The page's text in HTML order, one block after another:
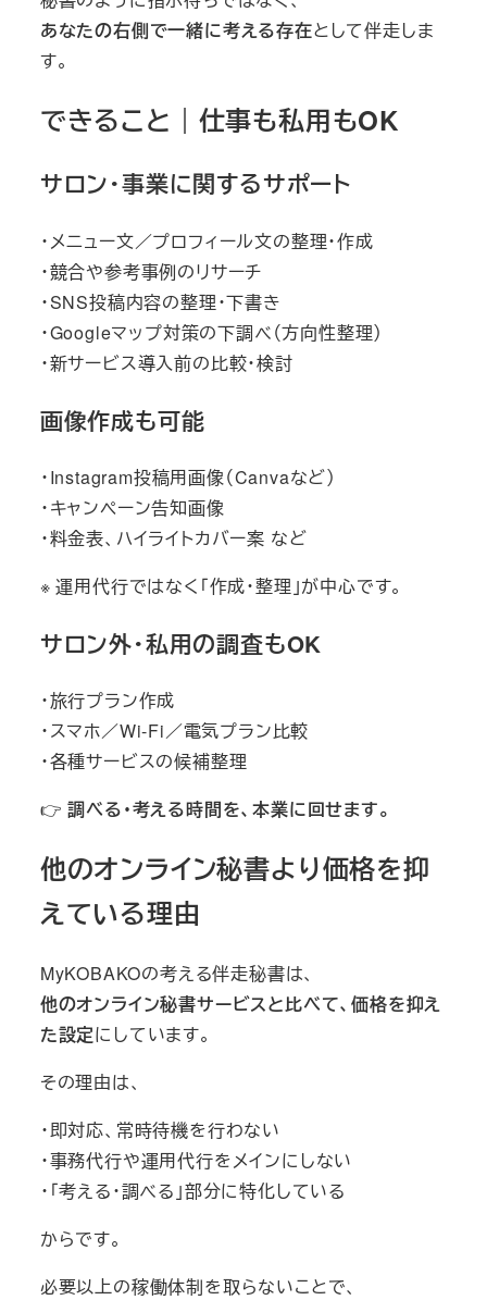
あなたの右側で一緒に考える存在として伴走しま
す。
できること｜仕事も私用もOK
サロン・事業に関するサポート
・メニュー文／プロフィール文の整理・作成
・競合や参考事例のリサーチ
・SNS投稿内容の整理・下書き
・Googleマップ対策の下調べ（方向性整理）
・新サービス導入前の比較・検討
画像作成も可能
・Instagram投稿用画像（Canvaなど）
・キャンペーン告知画像
・料金表、ハイライトカバー案 など
※ 運用代行ではなく「作成・整理」が中心です。
サロン外・私用の調査もOK
・旅行プラン作成
・スマホ／Wi-Fi／電気プラン比較
・各種サービスの候補整理
👉調べる・考える時間を、本業に回せます。
他のオンライン秘書より価格を抑
えている理由
MyKOBAKOの考える伴走秘書は、
他のオンライン秘書サービスと比べて、価格を抑え
た設定にしています。
その理由は、
・即対応、常時待機を行わない
・事務代行や運用代行をメインにしない
・「考える・調べる」部分に特化している
からです。
必要以上の稼働体制を取らないことで、